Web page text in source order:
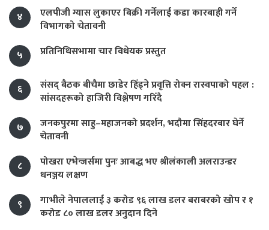
४
एलपीजी ग्यास लुकाएर बिक्री गर्नेलाई कडा कारबाही गर्ने
विभागको चेतावनी
५
प्रतिनिधिसभामा चार विधेयक प्रस्तुत
६
संसद् बैठक बीचैमा छाडेर हिँड्ने प्रवृत्ति रोक्न रास्वपाको पहल :
सांसदहरूको हाजिरी विश्लेषण गरिँदै
७
जनकपुरमा साहु–महाजनको प्रदर्शन, भदौमा सिंहदरबार घेर्ने
चेतावनी
८
पोखरा एभेन्जर्समा पुनः आबद्ध भए श्रीलंकाली अलराउन्डर
धनञ्जय लक्षण
९
गाभीले नेपाललाई ३ करोड ९६ लाख डलर बराबरको खोप र १
करोड ८० लाख डलर अनुदान दिने